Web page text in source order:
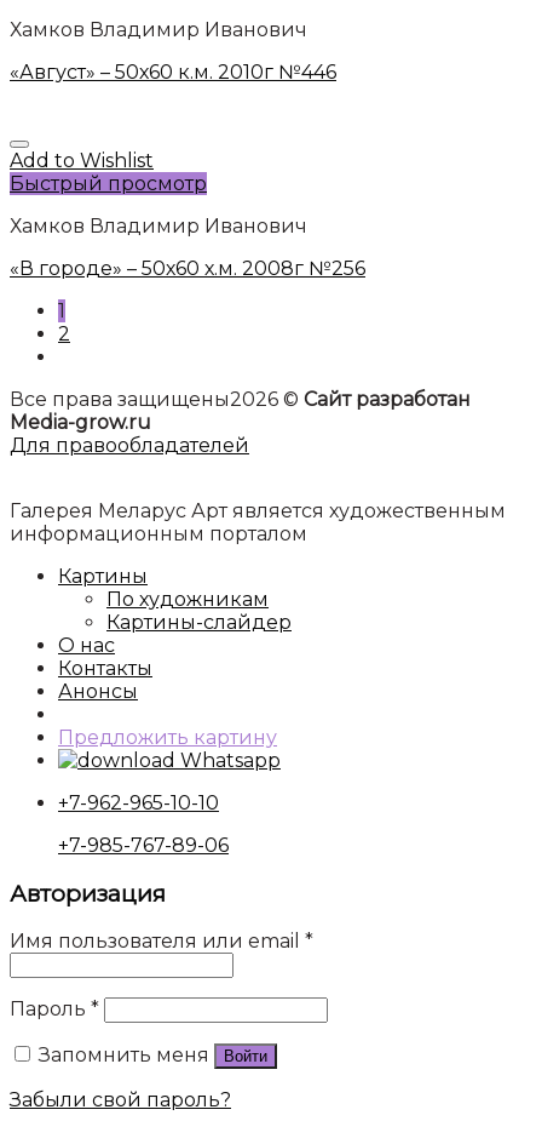
Хамков Владимир Иванович
«Август» – 50х60 к.м. 2010г №446
Add to Wishlist
Быстрый просмотр
Хамков Владимир Иванович
«В городе» – 50х60 х.м. 2008г №256
1
2
Все права защищены2026 © Сайт разработан
Media-grow.ru
Для правообладателей
Галерея Меларус Арт является художественным
информационным порталом
Картины
По художникам
Картины-слайдер
О нас
Контакты
Анонсы
Предложить картину
Whatsapp
+7-962-965-10-10
+7-985-767-89-06
Авторизация
Имя пользователя или email *
Пароль *
Запомнить меня
Войти
Забыли свой пароль?